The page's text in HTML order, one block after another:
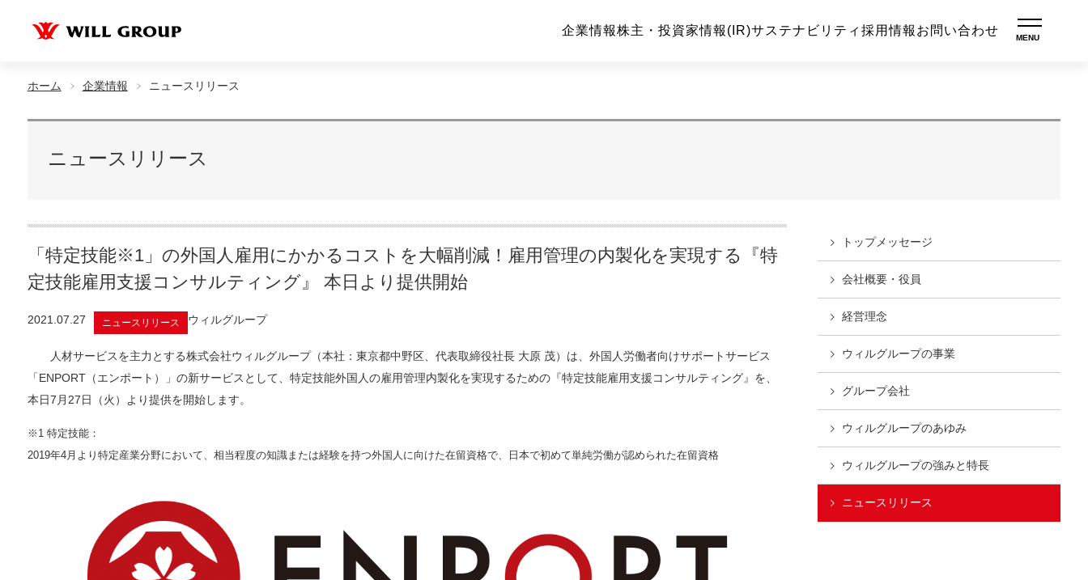
企業情報株主・投資家情報(IR)サステナビリティ採用情報 お問い合わせ
ホーム 企業情報 ニュースリリース
ニュースリリース
「特定技能※1」の外国人雇用にかかるコストを大幅削減！雇用管理の内製化を実現する『特
定技能雇用支援コンサルティング』 本日より提供開始
2021.07.27 ニュースリリース ウィルグループ
人材サービスを主力とする株式会社ウィルグループ（本社：東京都中野区、代表取締役社長 大原 茂）は、外国人労働者向けサポートサービス
「ENPORT（エンポート）」の新サービスとして、特定技能外国人の雇用管理内製化を実現するための『特定技能雇用支援コンサルティング』を、
本日7月27日（火）より提供を開始します。
※1 特定技能：
2019年4月より特定産業分野において、相当程度の知識または経験を持つ外国人に向けた在留資格で、日本で初めて単純労働が認められた在留資格
トップメッセージ
会社概要・役員
経営理念
ウィルグループの事業
グループ会社
ウィルグループのあゆみ
ウィルグループの強みと特長
ニュースリリース